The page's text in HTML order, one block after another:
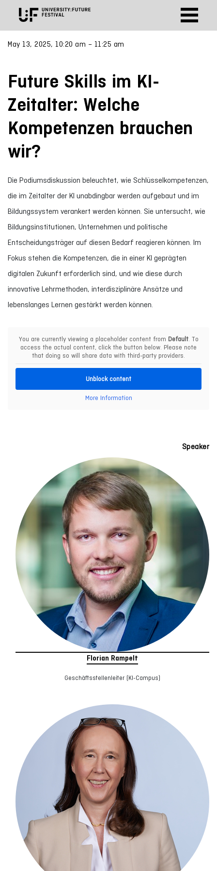
May 13, 2025, 10:20 am – 11:25 am
Future Skills im KI-
Zeitalter: Welche
Kompetenzen brauchen
wir?
Die Podiumsdiskussion beleuchtet, wie Schlüsselkompetenzen,
die im Zeitalter der KI unabdingbar werden aufgebaut und im
Bildungssystem verankert werden können. Sie untersucht, wie
Bildungsinstitutionen, Unternehmen und politische
Entscheidungsträger auf diesen Bedarf reagieren können. Im
Fokus stehen die Kompetenzen, die in einer KI geprägten
digitalen Zukunft erforderlich sind, und wie diese durch
innovative Lehrmethoden, interdisziplinäre Ansätze und
lebenslanges Lernen gestärkt werden können.
You are currently viewing a placeholder content from Default. To
access the actual content, click the button below. Please note
that doing so will share data with third-party providers.
Unblock content
More Information
Speaker
Florian Rampelt
Geschäftsstellenleiter (KI-Campus)